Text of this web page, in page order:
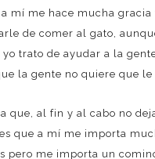
mí me hace mucha gracia
de comer al gato,
trato de ayudar a la
la gente no quiere que le
que, al fin y al cabo no
que a mí me importa
pero me importa un